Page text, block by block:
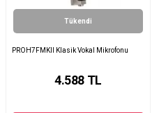
Tükendi
PROH7FMKII Klasik Vokal Mikrofonu
4.588 TL